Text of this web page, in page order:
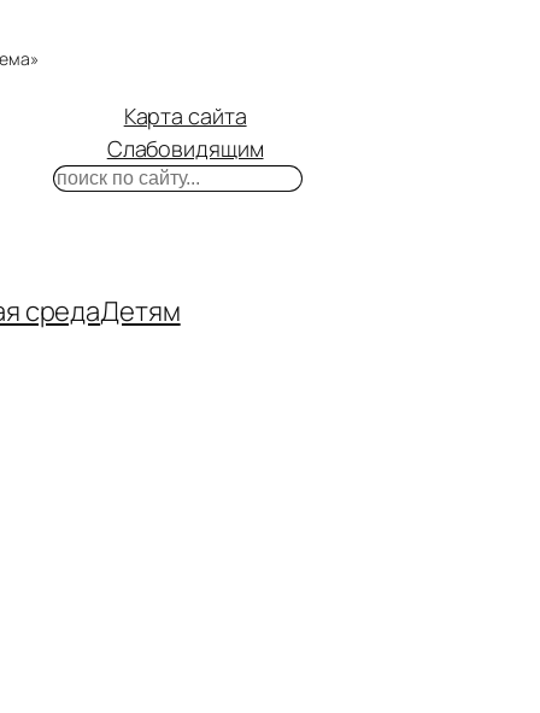
Карта сайта
Слабовидящим
Поиск
средаДетям